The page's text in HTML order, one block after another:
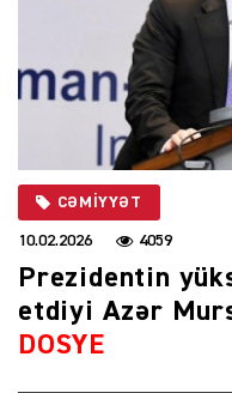
CƏMIYYƏT
10.02.2026 4059
Prezidentin
etdiyi Azər
DOSYE